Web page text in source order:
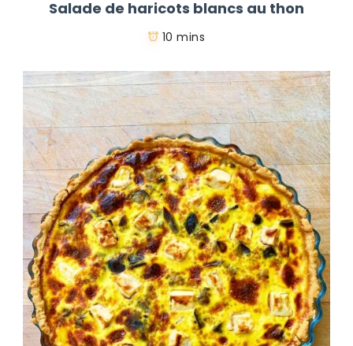
Salade de haricots blancs au thon
10 mins